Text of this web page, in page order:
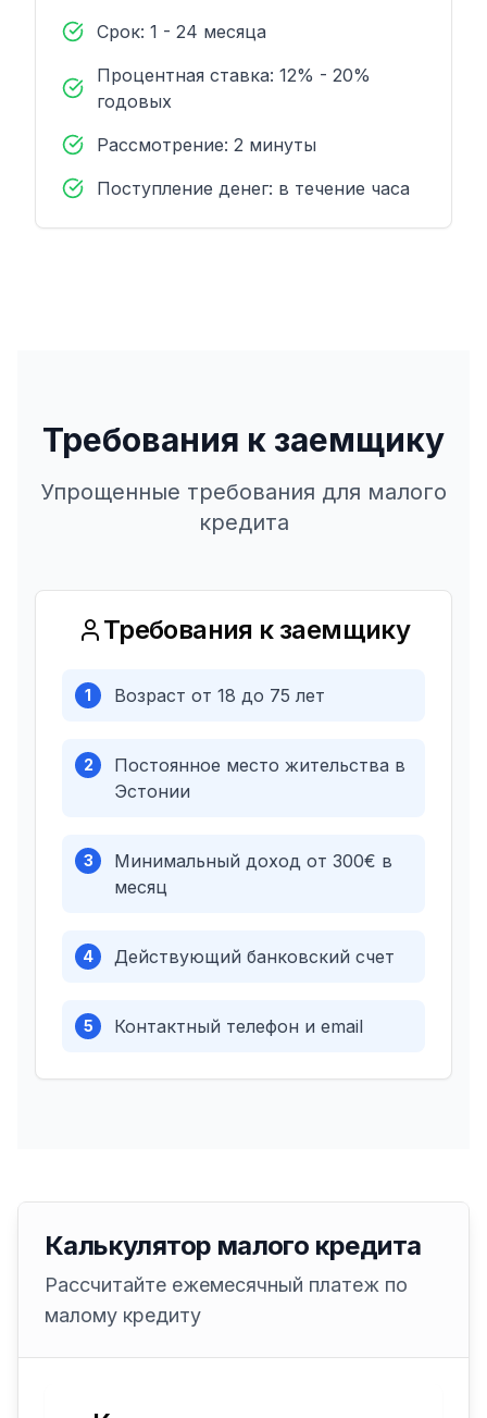
Срок: 1 - 24 месяца
Процентная ставка: 12% - 20%
годовых
Рассмотрение: 2 минуты
Поступление денег: в течение часа
Требования к заемщику
Упрощенные требования для малого
кредита
Требования к заемщику
1 Возраст от 18 до 75 лет
2
Постоянное место жительства в
Эстонии
3
Минимальный доход от 300€ в
месяц
4 Действующий банковский счет
5 Контактный телефон и email
Калькулятор малого кредита
Рассчитайте ежемесячный платеж по
малому кредиту